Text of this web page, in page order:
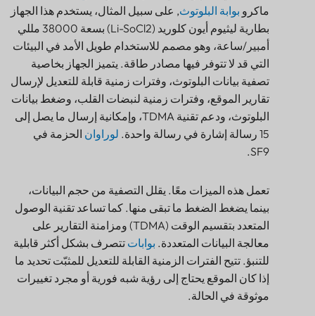
بطارية ليثيوم أيون كلوريد (Li-SoCl2) بسعة 38000 مللي
أمبير/ساعة، وهو مصمم للاستخدام طويل الأمد في البيئات
التي قد لا تتوفر فيها مصادر طاقة. يتميز الجهاز بخاصية
تصفية بيانات البلوتوث، وفترات زمنية قابلة للتعديل لإرسال
تقارير الموقع، وفترات زمنية لنبضات القلب، وضغط بيانات
البلوتوث، ودعم تقنية TDMA، وإمكانية إرسال ما يصل إلى
15 رسالة إشارة في رسالة واحدة.
لوراوانالحزمة في
SF9.
بينما يضغط الضغط ما تبقى منها. كما تساعد تقنية الوصول
المتعدد بتقسيم الوقت (TDMA) ومزامنة التقارير على
معالجة البيانات المتعددة.بوابات تتصرف بشكل أكثر قابلية
للتنبؤ. تتيح الفترات الزمنية القابلة للتعديل للمثبّت تحديد ما
إذا كان الموقع يحتاج إلى رؤية شبه فورية أو مجرد تغييرات
موثوقة في الحالة.